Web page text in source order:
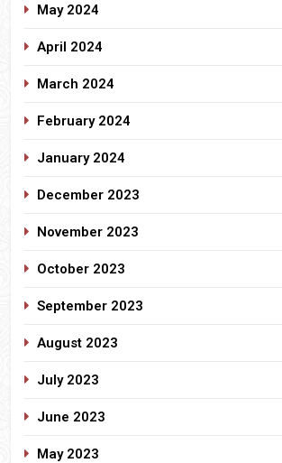
May 2024
April 2024
March 2024
February 2024
January 2024
December 2023
November 2023
October 2023
September 2023
August 2023
July 2023
June 2023
May 2023